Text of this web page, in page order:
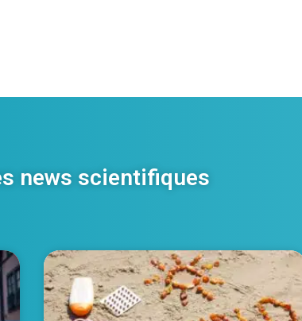
news scientifiques